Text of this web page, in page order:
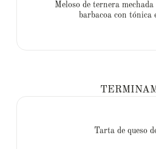
Meloso de ternera
barbacoa con tónica
Tarta de queso